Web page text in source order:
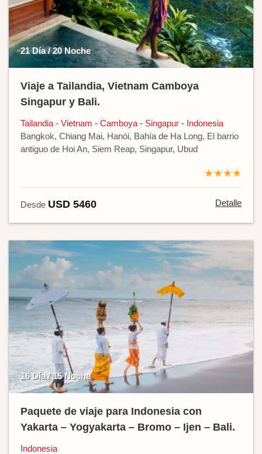
21 Día / 20 Noche
Viaje a Tailandia, Vietnam Camboya
Singapur y Bali.
Tailandia - Vietnam - Camboya - Singapur - Indonesia
Bangkok, Chiang Mai, Hanói, Bahía de Ha Long, El barrio
antiguo de Hoi An, Siem Reap, Singapur, Ubud
★★★★
Desde USD 5460 Detalle
16 Día / 15 Noche
Paquete de viaje para Indonesia con
Yakarta – Yogyakarta – Bromo – Ijen – Bali.
Indonesia